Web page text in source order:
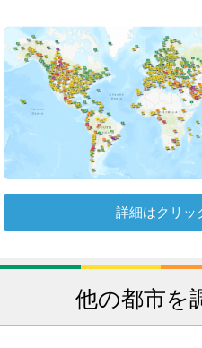
詳細はクリッ
他の都市を